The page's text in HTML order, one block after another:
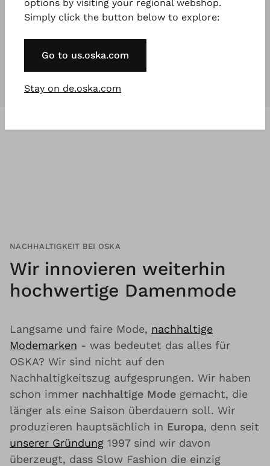
Unsere Kollektionensind fürjeden
der etwas Besonderes will.
NACHHALTIGKEIT BEI OSKA
Wir innovieren weiterhin
hochwertige Damenmode
Langsame und faire Mode, nachhaltige
Modemarken - was bedeutet das alles für
OSKA? Wir sind nicht auf den
Nachhaltigkeitszug aufgesprungen. Wir haben
schon immer nachhaltige Mode gemacht, die
länger als eine Saison überdauern soll. Wir
produzieren hauptsächlich in Europa, denn seit
unserer Gründung 1997 sind wir davon
überzeugt, dass Slow Fashion die einzig
options by visiting your regional webshop.
Simply click the button below to explore:
Go to us.oska.com
Stay on de.oska.com